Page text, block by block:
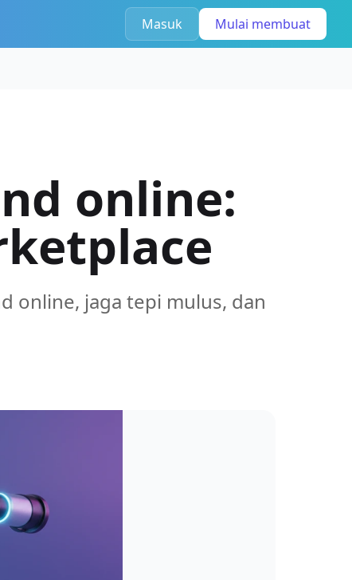
Masuk Mulai membuat
online:
online, jaga tepi mulus, dan